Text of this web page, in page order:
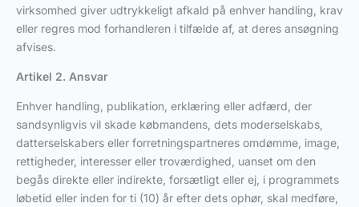
virksomhed giver udtrykkeligt afkald på enhver handling, krav
eller regres mod forhandleren i tilfælde af, at deres ansøgning
afvises.
Artikel 2. Ansvar
Enhver handling, publikation, erklæring eller adfærd, der
sandsynligvis vil skade købmandens, dets moderselskabs,
datterselskabers eller forretningspartneres omdømme, image,
rettigheder, interesser eller troværdighed, uanset om den
begås direkte eller indirekte, forsætligt eller ej, i programmets
løbetid eller inden for ti (10) år efter dets ophør, skal medføre,